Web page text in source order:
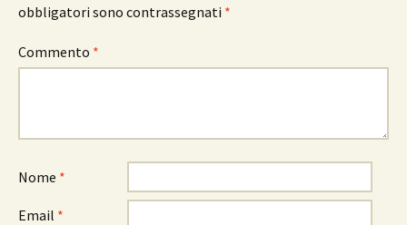
obbligatori sono contrassegnati *
Commento *
Nome *
Email *